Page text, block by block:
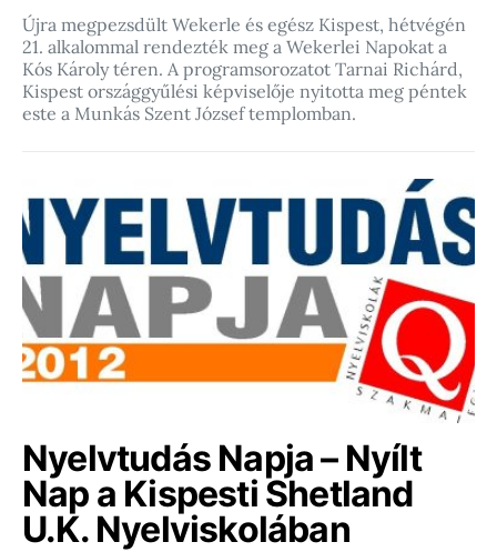
Újra megpezsdült Wekerle és egész Kispest, hétvégén
21. alkalommal rendezték meg a Wekerlei Napokat a
Kós Károly téren. A programsorozatot Tarnai Richárd,
Kispest országgyűlési képviselője nyitotta meg péntek
este a Munkás Szent József templomban.
Nyelvtudás Napja – Nyílt
Nap a Kispesti Shetland
U.K. Nyelviskolában